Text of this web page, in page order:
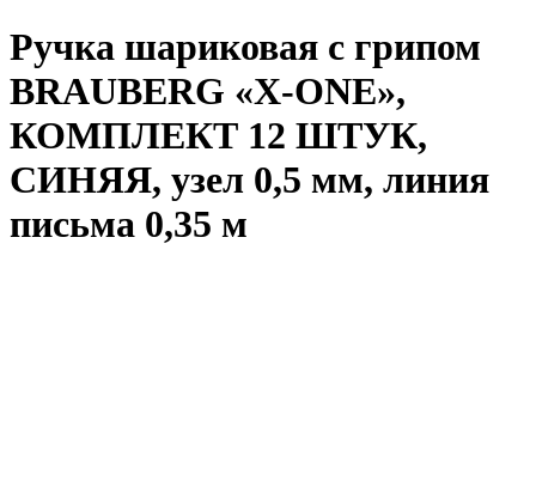
Ручка шариковая с грипом
BRAUBERG «X-ONE»,
КОМПЛЕКТ 12 ШТУК,
СИНЯЯ, узел 0,5 мм, линия
письма 0,35 м